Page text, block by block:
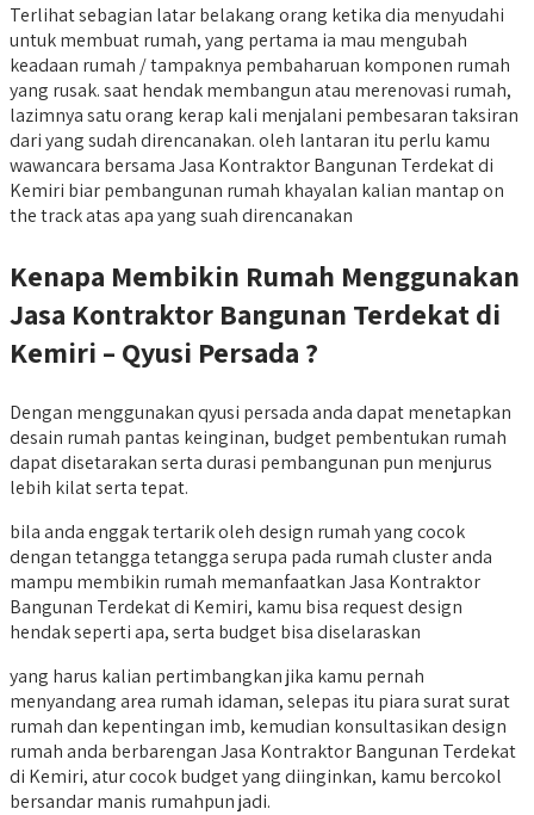
Terlihat sebagian latar belakang orang ketika dia menyudahi
untuk membuat rumah, yang pertama ia mau mengubah
keadaan rumah / tampaknya pembaharuan komponen rumah
yang rusak. saat hendak membangun atau merenovasi rumah,
lazimnya satu orang kerap kali menjalani pembesaran taksiran
dari yang sudah direncanakan. oleh lantaran itu perlu kamu
wawancara bersama Jasa Kontraktor Bangunan Terdekat di
Kemiri biar pembangunan rumah khayalan kalian mantap on
the track atas apa yang suah direncanakan
Kenapa Membikin Rumah Menggunakan
Jasa Kontraktor Bangunan Terdekat di
Kemiri – Qyusi Persada ?
Dengan menggunakan qyusi persada anda dapat menetapkan
desain rumah pantas keinginan, budget pembentukan rumah
dapat disetarakan serta durasi pembangunan pun menjurus
lebih kilat serta tepat.
bila anda enggak tertarik oleh design rumah yang cocok
dengan tetangga tetangga serupa pada rumah cluster anda
mampu membikin rumah memanfaatkan Jasa Kontraktor
Bangunan Terdekat di Kemiri, kamu bisa request design
hendak seperti apa, serta budget bisa diselaraskan
yang harus kalian pertimbangkan jika kamu pernah
menyandang area rumah idaman, selepas itu piara surat surat
rumah dan kepentingan imb, kemudian konsultasikan design
rumah anda berbarengan Jasa Kontraktor Bangunan Terdekat
di Kemiri, atur cocok budget yang diinginkan, kamu bercokol
bersandar manis rumahpun jadi.